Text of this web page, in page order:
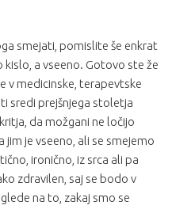
smejati, pomislite še enkrat
a vseeno. Gotovo ste že
v medicinske, terapevtske
sredi prejšnjega stoletja
da možgani ne ločijo
je vseeno, ali se smejemo
ironično, iz srca ali pa
zdravilen, saj se bodo v
na to, zakaj smo se